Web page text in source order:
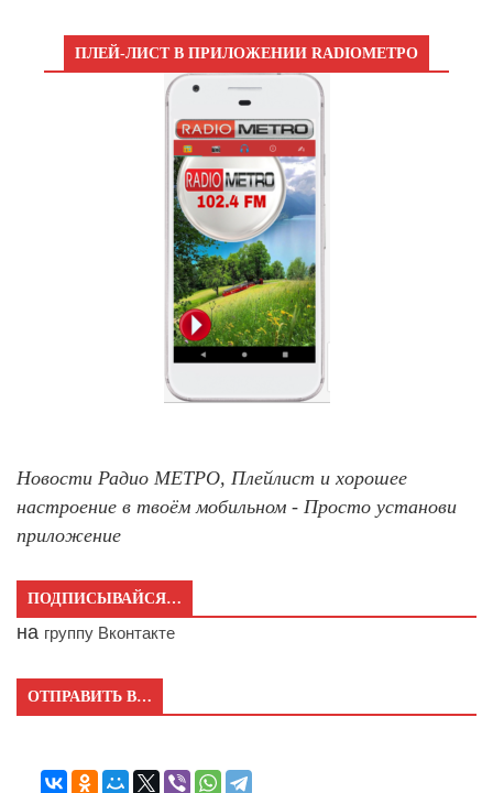
ПЛЕЙ-ЛИСТ В ПРИЛОЖЕНИИ RADIOМЕТРО
Новости Радио МЕТРО, Плейлист и хорошее
настроение в твоём мобильном - Просто установи
приложение
ПОДПИСЫВАЙСЯ…
на группу Вконтакте
ОТПРАВИТЬ В…